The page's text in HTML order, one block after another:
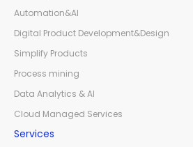
Automation&AI
Digital Product Development&Design
Simplify Products
Process mining
Data Analytics & AI
Cloud Managed Services
Services